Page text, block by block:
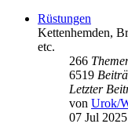
Rüstungen
Kettenhemden,
etc.
266
6519
Letzter
von Urok/
07 Jul